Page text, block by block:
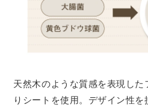
天然木のような質感を表現し
りシートを使用。デザイン性